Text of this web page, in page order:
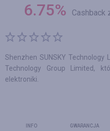
6.75% Cashback
Shenzhen SUNSKY Technology
Technology Group Limited,
elektroniki.
INFO GWARANCJA